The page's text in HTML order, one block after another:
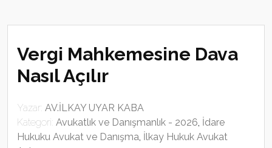
Vergi Mahkemesine Dava
Nasıl Açılır
Yazar: AV.İLKAY UYAR KABA
Kategori: Avukatlık ve Danışmanlık - 2026, İdare
Hukuku Avukat ve Danışma, İlkay Hukuk Avukat